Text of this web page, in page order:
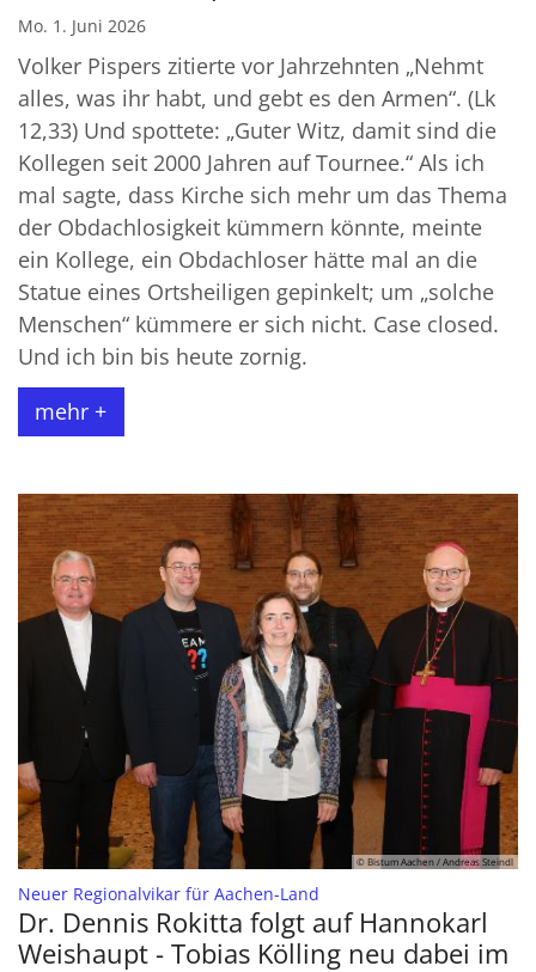
Mo. 1. Juni 2026
Volker Pispers zitierte vor Jahrzehnten „Nehmt
alles, was ihr habt, und gebt es den Armen“. (Lk
12,33) Und spottete: „Guter Witz, damit sind die
Kollegen seit 2000 Jahren auf Tournee.“ Als ich
mal sagte, dass Kirche sich mehr um das Thema
der Obdachlosigkeit kümmern könnte, meinte
ein Kollege, ein Obdachloser hätte mal an die
Statue eines Ortsheiligen gepinkelt; um „solche
Menschen“ kümmere er sich nicht. Case closed.
Und ich bin bis heute zornig.
mehr +
© Bistum Aachen / Andreas Steindl
Neuer Regionalvikar für Aachen-Land
Dr. Dennis Rokitta folgt auf Hannokarl
Weishaupt - Tobias Kölling neu dabei im